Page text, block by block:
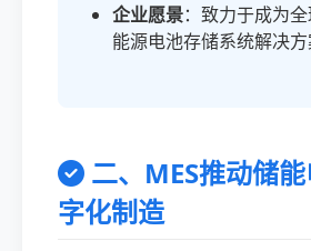
企业愿景：致力于成为
能源电池存储系统解决
二、MES推动储
字化制造